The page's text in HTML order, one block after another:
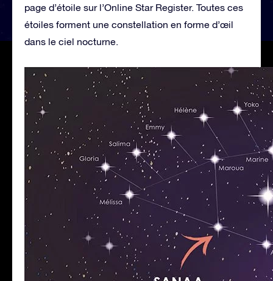
page d’étoile sur l’Online Star Register. Toutes ces
étoiles forment une constellation en forme d’œil
dans le ciel nocturne.